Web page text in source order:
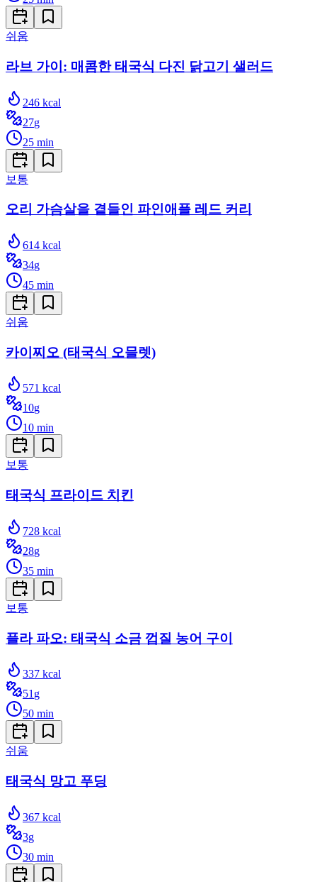
쉬움
라브 가이: 매콤한 태국식 다진 닭고기 샐러드
246 kcal
27g
25 min
보통
오리 가슴살을 곁들인 파인애플 레드 커리
614 kcal
34g
45 min
쉬움
카이찌오 (태국식 오믈렛)
571 kcal
10g
10 min
보통
태국식 프라이드 치킨
728 kcal
28g
35 min
보통
플라 파오: 태국식 소금 껍질 농어 구이
337 kcal
51 g
50 min
쉬움
태국식 망고 푸딩
367 kcal
3g
30 min